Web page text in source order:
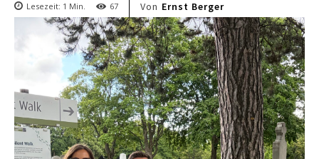
Lesezeit: 1 Min. 67 Von Ernst Berger